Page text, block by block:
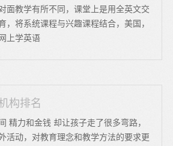
面教学有所不同，课堂上是用全英文交
，将系统课程与兴趣课程结合，美国，
上学英语
构排名
精力和金钱 却让孩子走了很多弯路，
活动，对教育理念和教学方法的要求更